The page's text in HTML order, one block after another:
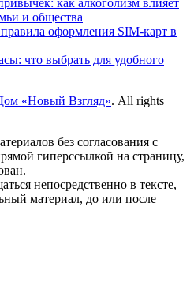
как алкоголизм влияет
и общества
оформления SIM-карт в
что выбрать для удобного
«Новый Взгляд». All rights
без согласования с
гиперссылкой на страницу,
непосредственно в тексте,
материал, до или после